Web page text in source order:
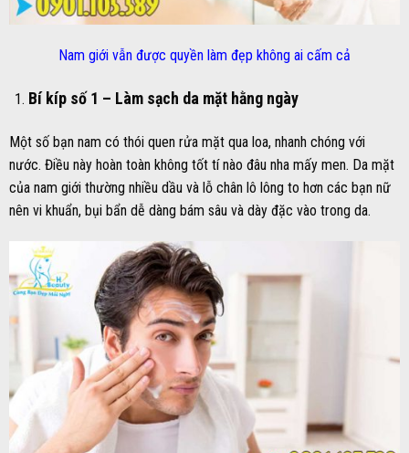
Nam giới vẫn được quyền làm đẹp không ai cấm cả
Bí kíp số 1 – Làm sạch da mặt hằng ngày
Một số bạn nam có thói quen rửa mặt qua loa, nhanh chóng với
nước. Điều này hoàn toàn không tốt tí nào đâu nha mấy men. Da mặt
của nam giới thường nhiều dầu và lỗ chân lô lông to hơn các bạn nữ
nên vi khuẩn, bụi bẩn dễ dàng bám sâu và dày đặc vào trong da.